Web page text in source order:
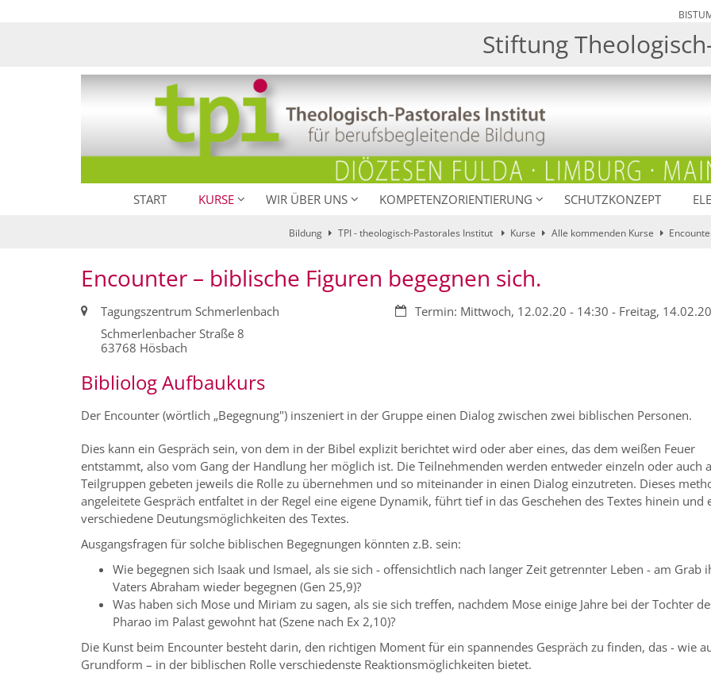
Stiftung
START KURSE WIR ÜBER UNS KOMPETENZORIENTIERUNG SCHUTZKONZEPT
Bildung TPI - theologisch-Pastorales Institut Kurse Alle kommenden Kurse
Encounter – biblische Figuren begegnen sich.
Datum:Termin: Mittwoch, 12.02.20 - 14:30 - Freitag,
Ort:Tagungszentrum Schmerlenbach
Schmerlenbacher Straße 8
63768 Hösbach
Bibliolog Aufbaukurs
Der Encounter (wörtlich „Begegnung") inszeniert in der Gruppe einen Dialog zwischen zwei biblischen Personen.
Dies kann ein Gespräch sein, von dem in der Bibel explizit berichtet wird oder aber eines, das dem weißen Feuer
entstammt, also vom Gang der Handlung her möglich ist. Die Teilnehmenden werden entweder einzeln oder auch
Teilgruppen gebeten jeweils die Rolle zu übernehmen und so miteinander in einen Dialog einzutreten. Dieses
angeleitete Gespräch entfaltet in der Regel eine eigene Dynamik, führt tief in das Geschehen des Textes hinein und
verschiedene Deutungsmöglichkeiten des Textes.
Ausgangsfragen für solche biblischen Begegnungen könnten z.B. sein:
Wie begegnen sich Isaak und Ismael, als sie sich - offensichtlich nach langer Zeit getrennter Leben - am Grab
Vaters Abraham wieder begegnen (Gen 25,9)?
Was haben sich Mose und Miriam zu sagen, als sie sich treffen, nachdem Mose einige Jahre bei der Tochter
Pharao im Palast gewohnt hat (Szene nach Ex 2,10)?
Die Kunst beim Encounter besteht darin, den richtigen Moment für ein spannendes Gespräch zu finden, das - wie
Grundform – in der biblischen Rolle verschiedenste Reaktionsmöglichkeiten bietet.